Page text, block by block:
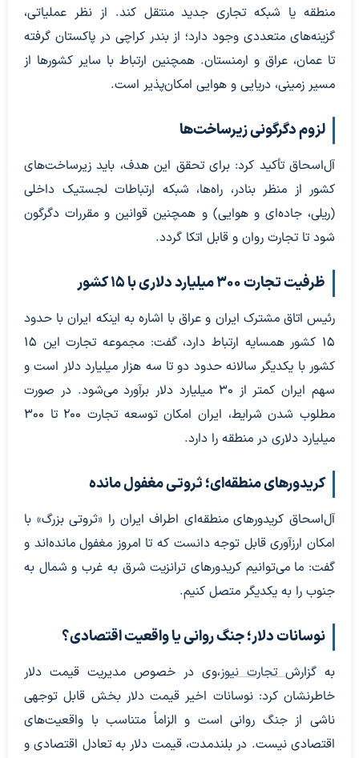
منطقه یا شبکه تجاری جدید منتقل کند. از نظر عملیاتی،
گزینه‌های متعددی وجود دارد؛ از بندر کراچی در پاکستان گرفته
تا عمان، عراق و ارمنستان. همچنین ارتباط با سایر کشورها از
مسیر زمینی، دریایی و هوایی امکان‌پذیر است.
لزوم دگرگونی زیرساخت‌ها
آل‌اسحاق تأکید کرد: برای تحقق این هدف، باید زیرساخت‌های
کشور از منظر بنادر، راه‌ها، شبکه ارتباطات لجستیک داخلی
(ریلی، جاده‌ای و هوایی) و همچنین قوانین و مقررات دگرگون
شود تا تجارت روان و قابل اتکا گردد.
ظرفیت تجارت ۳۰۰ میلیارد دلاری با ۱۵ کشور
رئیس اتاق مشترک ایران و عراق با اشاره به اینکه ایران با حدود
۱۵ کشور همسایه ارتباط دارد، گفت: مجموعه تجارت این ۱۵
کشور با یکدیگر سالانه حدود دو تا سه هزار میلیارد دلار است و
سهم ایران کمتر از ۳۰ میلیارد دلار برآورد می‌شود. در صورت
مطلوب شدن شرایط، ایران امکان توسعه تجارت ۲۰۰ تا ۳۰۰
میلیارد دلاری در منطقه را دارد.
کریدورهای منطقه‌ای؛ ثروتی مغفول مانده
آل‌اسحاق کریدورهای منطقه‌ای اطراف ایران را «ثروتی بزرگ» با
امکان ارزآوری قابل توجه دانست که تا امروز مغفول مانده‌اند و
گفت: ما می‌توانیم کریدورهای ترانزیت شرق به غرب و شمال به
جنوب را به یکدیگر متصل کنیم.
نوسانات دلار؛ جنگ روانی یا واقعیت اقتصادی؟
به گزارشتجارت نیوز،وی در خصوص مدیریت قیمت دلار
خاطرنشان کرد: نوسانات اخیر قیمت دلار بخش قابل توجهی
ناشی از جنگ روانی است و الزاماً متناسب با واقعیت‌های
اقتصادی نیست. در بلندمدت، قیمت دلار به تعادل اقتصادی و